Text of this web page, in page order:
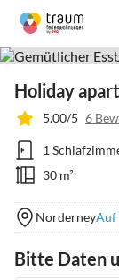
Holiday
5.00/5 6
1
30 m²
NorderneyAuf
Bitte Daten